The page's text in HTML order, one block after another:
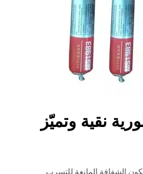
نقية وتميّز
الشفافة المانعة للتسرب